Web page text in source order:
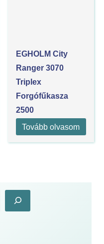
EGHOLM City
Ranger 3070
Triplex
Forgófűkasza
2500
Tovább olvasom